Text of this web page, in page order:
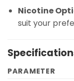
Nicotine
suit your
PARAMETER